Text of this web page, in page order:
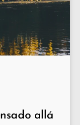
allá